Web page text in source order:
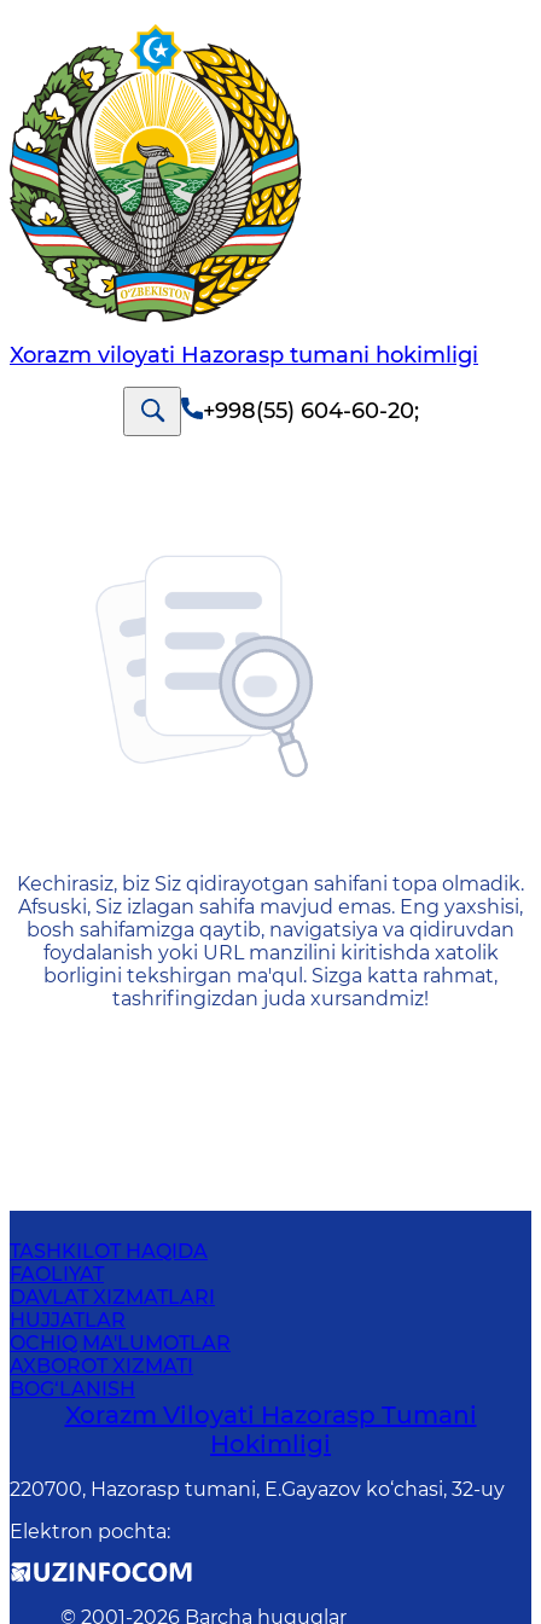
Xorazm viloyati Hazorasp tumani hokimligi
+998(55) 604-60-20;
404 — Страница не
Kechirasiz, biz Siz qidirayotgan sahifani topa olmadik.
Afsuski, Siz izlagan sahifa mavjud emas. Eng yaxshisi,
bosh sahifamizga qaytib, navigatsiya va qidiruvdan
foydalanish yoki URL manzilini kiritishda xatolik
borligini tekshirgan ma'qul. Sizga katta rahmat,
tashrifingizdan juda xursandmiz!
TASHKILOT HAQIDA
FAOLIYAT
DAVLAT XIZMATLARI
HUJJATLAR
OCHIQ MA'LUMOTLAR
AXBOROT XIZMATI
BOG‘LANISH
Xorazm Viloyati Hazorasp Tumani
Hokimligi
220700, Hazorasp tumani, E.Gayazov ko‘chasi, 32-uy
Elektron pochta:
© 2001-2026 Barcha huquqlar